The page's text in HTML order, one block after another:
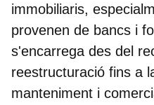
immobiliaris,
provenen de bancs i
s'encarrega des del
reestructuració fins a
manteniment i